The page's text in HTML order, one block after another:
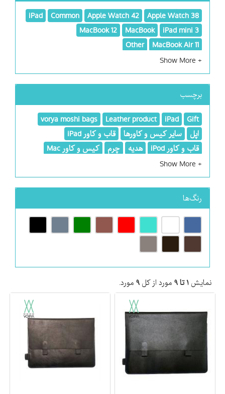
Apple Watch 38
Apple Watch 42
Common
iPad
iPad mini 3
MacBook
MacBook 12
MacBook Air 11
Other
برچسب
Gift
iPad
Leather product
vorya moshi bags
اپل
سایر کیس و کاورها
قاب و کاور iPad
قاب و کاور iPod
هدیه چرم کیس و کاور Mac
رنگ‌ها
نمایش ۱ تا ۹ مورد از کل ۹ مورد.